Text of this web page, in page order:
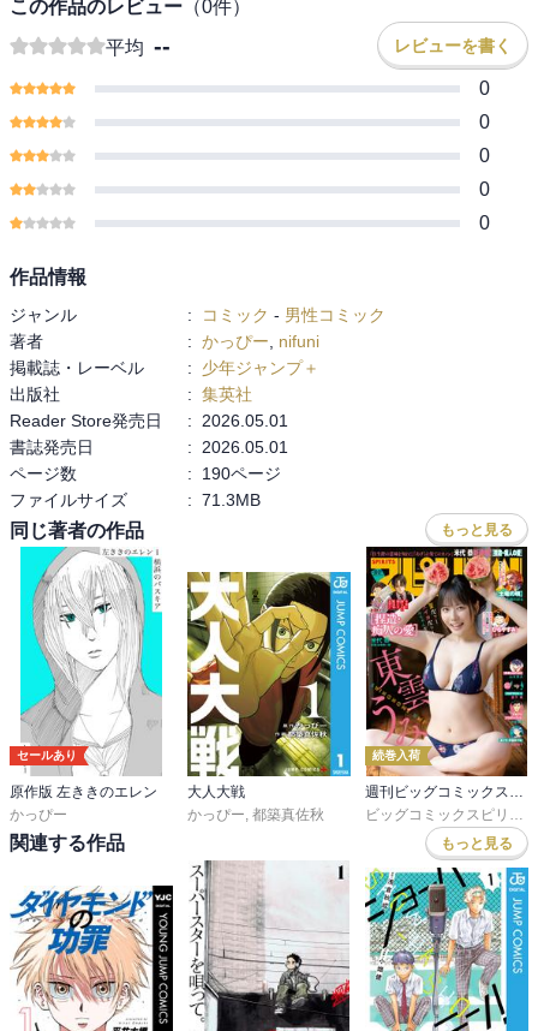
この作品のレビュー （0件）
平均 -- レビューを書く
0
0
0
0
0
作品情報
ジャンル : コミック - 男性コミック
著者
: かっぴー
nifuni
掲載誌・レーベル
:
少年ジャンプ＋
出版社
: 集英社
Reader Store発売日
:
2026.05.01
書誌発売日
:
2026.05.01
ページ数
:
190ページ
ファイルサイズ
: 71.3MB
同じ著者の作品 もっと見る
セールあり
原作版 左ききのエレン
かっぴー
大人大戦
かっぴー 都築真佐秋
続巻入荷
関連する作品 もっと見る